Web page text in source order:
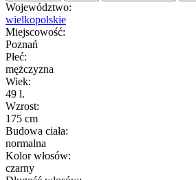
Województwo:
wielkopolskie
Miejscowość:
Poznań
Płeć:
mężczyzna
Wiek:
49 l.
Wzrost:
175 cm
Budowa ciała:
normalna
Kolor włosów:
czarny